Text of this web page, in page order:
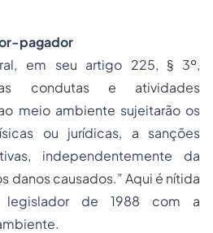
pagador
em seu artigo 225, § 3º,
condutas e atividades
meio ambiente sujeitarão os
ou jurídicas, a sanções
independentemente da
danos causados.” Aqui é nítida
de 1988 com a